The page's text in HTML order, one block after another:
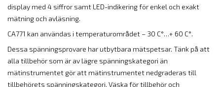
display med 4 siffror samt LED-indikering för enkel och exakt
mätning och avläsning.
CA771 kan användas i temperaturområdet – 30 C°…+ 60 C°.
Dessa spänningsprovare har utbytbara mätspetsar. Tänk på att
alla tillbehör som är av lägre spänningskategori än
mätinstrumentet gör att mätinstrumentet nedgraderas till
tillbehörets spänningskategori. Väska för tillbehör och